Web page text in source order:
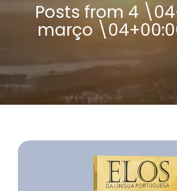
Posts from 4
março